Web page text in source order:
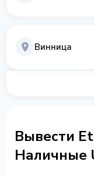
Винница
Вывести
Наличные